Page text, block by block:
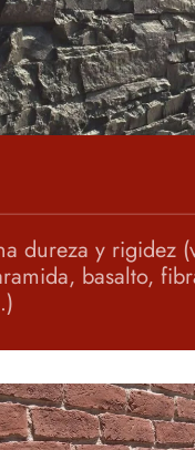
dureza y rigidez
basalto,